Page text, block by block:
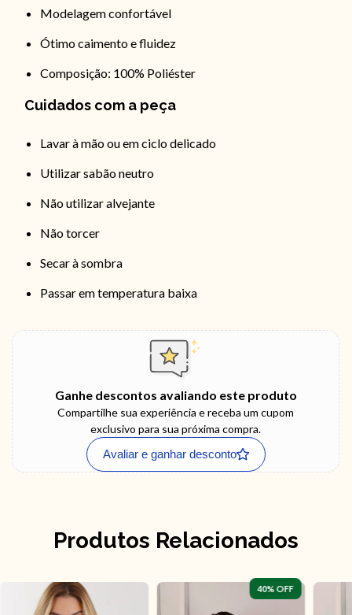
Modelagem confortável
Ótimo caimento e fluidez
Composição: 100% Poliéster
Cuidados com a peça
Lavar à mão ou em ciclo delicado
Utilizar sabão neutro
Não utilizar alvejante
Não torcer
Secar à sombra
Passar em temperatura baixa
Ganhe descontos avaliando este produto
Compartilhe sua experiência e receba um cupom
exclusivo para sua próxima compra.
Avaliar e ganhar desconto
Produtos Relacionados
40% OFF